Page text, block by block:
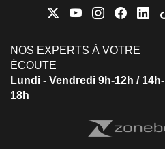
NOS EXPERTS À VOTRE
ÉCOUTE
Lundi - Vendredi 9h-12h / 14h-
18h